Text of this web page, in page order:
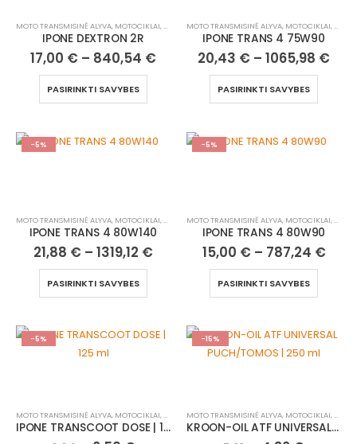
MOTO TRANSMISINĖ ALYVA, MOTOCIKLAI, ATV/UTV
IPONE DEXTRON 2R
17,00 € – 840,54 €
PASIRINKTI SAVYBES
MOTO TRANSMISINĖ ALYVA, MOTOCIKLAI, ATV/UTV
IPONE TRANS 4 75W90
20,43 € – 1065,98 €
PASIRINKTI SAVYBES
-5%
MOTO TRANSMISINĖ ALYVA, MOTOCIKLAI, ATV/UTV
IPONE TRANS 4 80W140
21,88 € – 1319,12 €
PASIRINKTI SAVYBES
-5%
MOTO TRANSMISINĖ ALYVA, MOTOCIKLAI, ATV/UTV
IPONE TRANS 4 80W90
15,00 € – 787,24 €
PASIRINKTI SAVYBES
-5%
MOTO TRANSMISINĖ ALYVA, MOTOCIKLAI, ATV/UTV
IPONE TRANSCOOT DOSE | 125 ml
-15%
MOTO TRANSMISINĖ ALYVA, MOTOCIKLAI, ATV/UTV
KROON-OIL ATF UNIVERSAL PUCH/TOMOS | 250 ml